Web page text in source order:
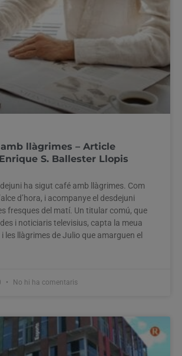
amb llàgrimes – Article
S. Ballester Llopis
ha sigut café amb llàgrimes. Com
d’hora, i acompanye el desdejuni
fresques del matí. Un titular comú, que
i noticiaris televisius, capta la meua
i les llàgrimes de Julio que amarguen el
No hi ha comentaris